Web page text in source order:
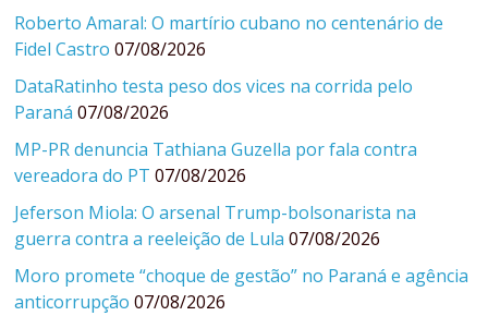
Roberto Amaral: O martírio cubano no centenário de
Fidel Castro 07/08/2026
DataRatinho testa peso dos vices na corrida pelo
Paraná 07/08/2026
MP-PR denuncia Tathiana Guzella por fala contra
vereadora do PT 07/08/2026
Jeferson Miola: O arsenal Trump-bolsonarista na
guerra contra a reeleição de Lula 07/08/2026
Moro promete “choque de gestão” no Paraná e agência
anticorrupção 07/08/2026